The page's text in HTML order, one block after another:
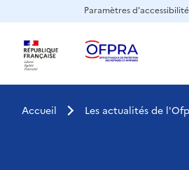
Panneau de gestion des cookiesAller
au
Paramètres d'accessibilité
Accueil Les actualités de